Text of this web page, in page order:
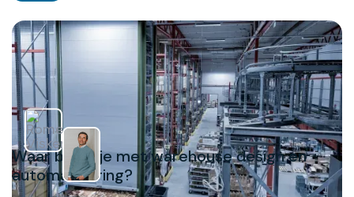
Waar begin je met warehouse design en
automatisering?